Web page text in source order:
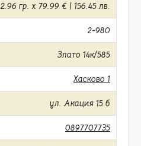
2.96 гр. x 79.99 € | 156.45 лв.
2-980
Злато 14к/585
Хасково 1
ул. Акация 15 б
0897707735